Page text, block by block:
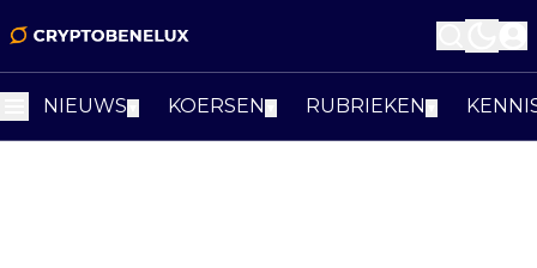
NIEUWS KOERSEN RUBRIEKEN